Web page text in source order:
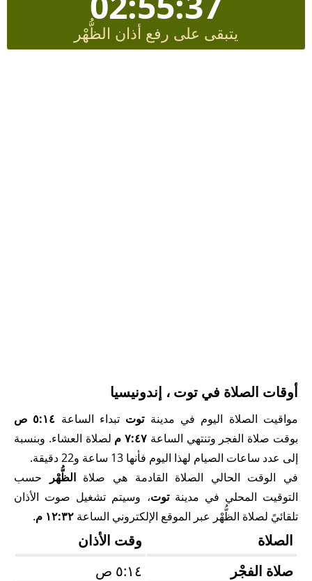
يتبقى على رفع أذان الظُّهْر
أوقات الصلاة في توت ، إندونيسيا
مواقيت الصلاة اليوم في مدينةتوت تبداء الساعة ٥:١٤ ص
بوقت صلاة الفجر وتنتهي الساعة ٧:٤٧ م
لصلاة العشاء. وبنسبة
إلى عدد ساعات الصيام لهذا اليوم فأنها 13 ساعة و22 دقيقة.
في الوقت الحالي الصلاة القادمة هي صلاةالظُّهْر
حسب
التوقيت المحلي في مدينةتوت، وسيتم تشغيل صوت الأذان
تلقائيً لصلاة الظُّهْر عبر الموقع الإلكتروني الساعة ١٢:٣٢ م .
الصلاة
وقت الأذان
صلاة الفجْر
٥:١٤ ص